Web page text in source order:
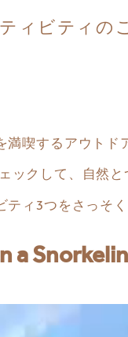
ィビティの
喫するアウトド
クして、自然
ィ3つをさっそく
a